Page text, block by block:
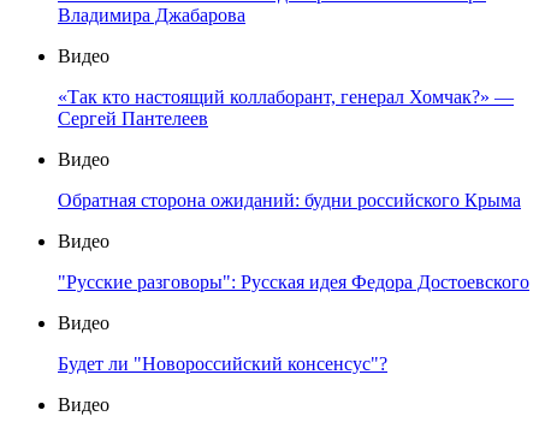
Владимира Джабарова
Видео
«Так кто настоящий коллаборант, генерал Хомчак?» —
Сергей Пантелеев
Видео
Обратная сторона ожиданий: будни российского Крыма
Видео
"Русские разговоры": Русская идея Федора Достоевского
Видео
Будет ли "Новороссийский консенсус"?
Видео